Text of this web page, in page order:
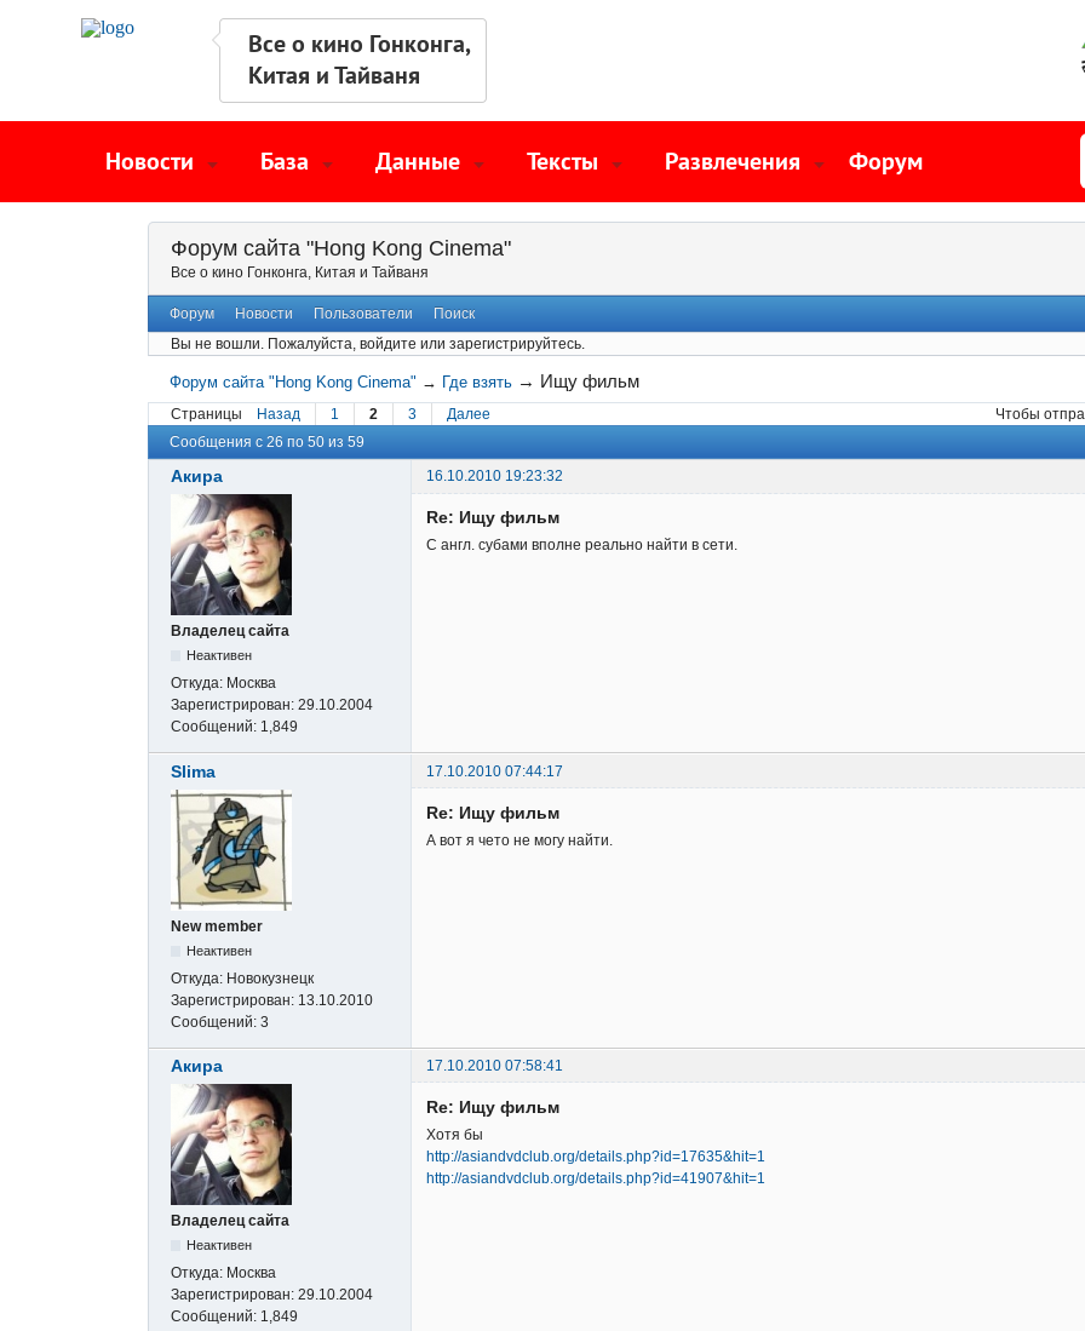
Все о кино Гонконга,
Китая и Тайваня
Новости База Данные Тексты Развлечения Форум
Форум сайта "Hong Kong Cinema"
Все о кино Гонконга, Китая и Тайваня
Форум Новости Пользователи
Поиск
Вы не вошли. Пожалуйста, войдите или зарегистрируйтесь.
Форум сайта "Hong Kong Cinema" → Где взять → Ищу фильм
Страницы Назад 1 2 3 Далее
Чтобы
Сообщения с 26 по 50 из 59
Акира 16.10.2010 19:23:32
Владелец сайта
Неактивен
Откуда: Москва
Зарегистрирован: 29.10.2004
Сообщений: 1,849
Re: Ищу фильм
С англ. субами вполне реально найти в сети.
Slima 17.10.2010 07:44:17
New member
Неактивен
Откуда: Новокузнецк
Зарегистрирован: 13.10.2010
Сообщений: 3
Re: Ищу фильм
А вот я чето не могу найти.
Акира 17.10.2010 07:58:41
Владелец сайта
Неактивен
Откуда: Москва
Зарегистрирован: 29.10.2004
Сообщений: 1,849
Re: Ищу фильм
Хотя бы
http://asiandvdclub.org/details.php?id=17635&hit=1
http://asiandvdclub.org/details.php?id=41907&hit=1